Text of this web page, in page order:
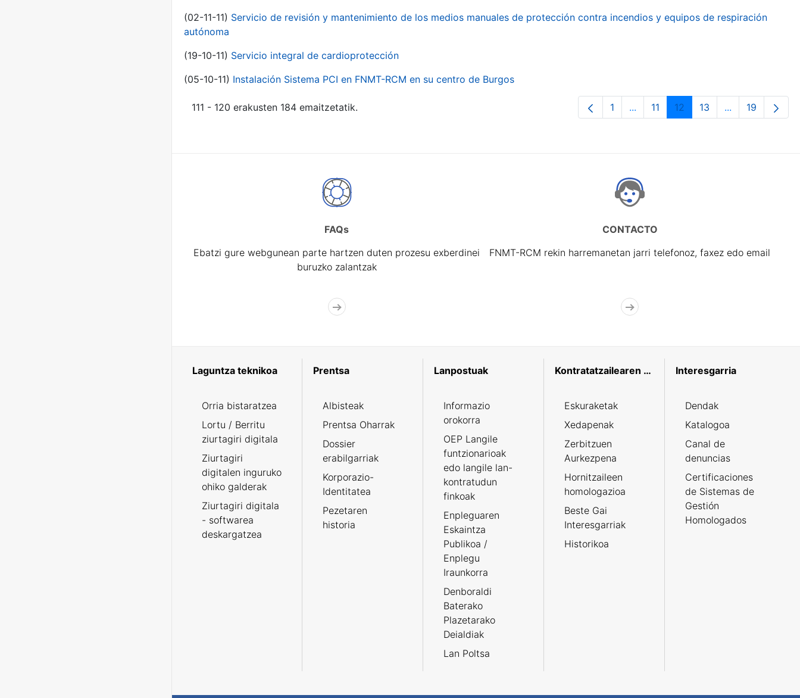
(02-11-11) Servicio de revisión y mantenimiento de los medios manuales de protección contra incendios y equipos de respiración
autónoma
(19-10-11) Servicio integral de cardioprotección
(05-10-11) Instalación Sistema PCI en FNMT-RCM en su centro de Burgos
111 - 120 erakusten 184 emaitzetatik. Orrialdea
1 ...Intermediate Pages Use TAB to
Orrialdea
11 Orrialdea
12 Orrialdea
13 ...Intermediate
Orrialdea
19
FAQs
Ebatzi gure webgunean parte hartzen duten prozesu exberdinei
buruzko zalantzak
CONTACTO
FNMT-RCM rekin harremanetan jarri telefonoz, faxez edo email
Laguntza teknikoa
Orria bistaratzea
Lortu / Berritu
ziurtagiri digitala
Ziurtagiri
digitalen inguruko
ohiko galderak
Ziurtagiri digitala
- softwarea
deskargatzea
Prentsa
Albisteak
Prentsa Oharrak
Dossier
erabilgarriak
Korporazio-
Identitatea
Pezetaren
historia
Lanpostuak
Informazio
orokorra
OEP Langile
funtzionarioak
edo langile lan-
kontratudun
finkoak
Enpleguaren
Eskaintza
Publikoa /
Enplegu
Iraunkorra
Denboraldi
Baterako
Plazetarako
Deialdiak
Lan Poltsa
Kontratatzailearen profila
Eskuraketak
Xedapenak
Zerbitzuen
Aurkezpena
Hornitzaileen
homologazioa
Beste Gai
Interesgarriak
Historikoa
Interesgarria
Dendak
Katalogoa
Canal de
denuncias
Certificaciones
de Sistemas de
Gestión
Homologados